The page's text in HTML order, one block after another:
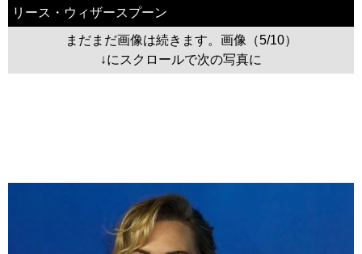
リース・ウィザースプーン
まだまだ画像は続きます。画像（5/10）
↓にスクロールで次の写真に